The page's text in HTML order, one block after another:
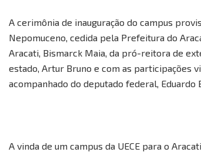
A cerimônia de inauguração do campus
Nepomuceno, cedida pela Prefeitura do
Aracati, Bismarck Maia, da pró-reitora de
estado, Artur Bruno e com as participações
acompanhado do deputado federal,
A vinda de um campus da UECE para o